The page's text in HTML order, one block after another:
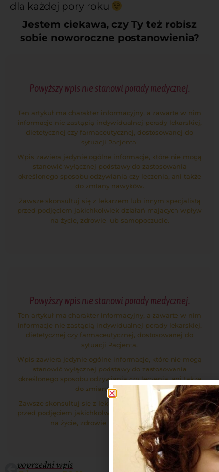
dla każdej pory roku
Jestem ciekawa, czy Ty też robisz
sobie noworoczne postanowienia?
Powyższy wpis nie stanowi porady medycznej.
Ten artykuł ma charakter informacyjny, a zawarte w nim
informacje nie zastąpią indywidualnej porady lekarskiej,
dietetycznej czy farmaceutycznej, dostosowanej do
sytuacji Pacjenta.
Wpis zawiera jedynie ogólne informacje, które nie mogą
stanowić wyłącznej podstawy do zastosowania
określonego sposobu odżywiania czy leczenia, ani także
do zmiany nawyków.
Zawsze skonsultuj się z lekarzem lub innym specjalistą
przed podjęciem jakichkolwiek działań mających wpływ
na życie, zdrowie lub samopoczucie.
Powyższy wpis nie stanowi porady medycznej.
Ten artykuł ma charakter informacyjny, a zawarte w nim
informacje nie zastąpią indywidualnej porady lekarskiej,
dietetycznej czy farmaceutycznej, dostosowanej do
sytuacji Pacjenta.
Wpis zawiera jedynie ogólne informacje, które nie mogą
stanowić wyłącznej podstawy do zastosowania
określonego sposobu odżywiania czy leczenia, ani także
do zmiany nawyków.
Zawsze skonsultuj się z lekarzem lub innym specjalistą
przed podjęciem jakichkolwiek działań mających wpływ
na życie, zdrowie lub samopoczucie.
poprzedni wpis następny wpis